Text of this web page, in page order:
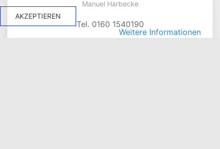
Manuel Harbecke
Tel. 0160 1540190
AKZEPTIEREN
Weitere Informationen